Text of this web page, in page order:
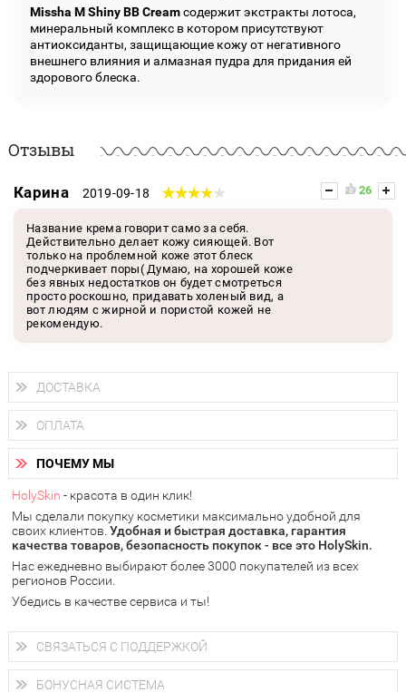
Missha M Shiny BB Creamсодержит экстракты лотоса,
минеральный комплекс в котором присутствуют
антиоксиданты, защищающие кожу от негативного
внешнего влияния и алмазная пудра для придания ей
здорового блеска.
Отзывы
Карина 2019-09-18
Название крема говорит само за себя.
Действительно делает кожу сияющей. Вот
только на проблемной коже этот блеск
подчеркивает поры( Думаю, на хорошей коже
без явных недостатков он будет смотреться
просто роскошно, придавать холеный вид, а
вот людям с жирной и пористой кожей не
рекомендую.
26
ДОСТАВКА
Доставка осуществляетсяпо всем городам России.
Вы можете выбрать доставку курьером, Почтой России или
получить заказ в пунктах выдачи PickPoint или пункте
самовывоза.
В 20 городах России доставка осуществляется ужена
следующий день.
у Вас всегда есть возможность получитьбесплатную
доставку от HolySkin.
подробнее об условиях доставки и оплаты в Вашем городе
ОПЛАТА
Вы можете оплатить свой заказ любым удобным способом:
наличными деньгами (
через интернет-банк (Альфа-банк, Сбербанк) и другими
электронными способами.
ПОЧЕМУ МЫ
HolySkin - красота в один клик!
Мы сделали покупку косметики максимально удобной для
своих клиентов. Удобная и быстрая доставка, гарантия
качества товаров, безопасность покупок - все это HolySkin.
Нас ежедневно выбирают более 3000 покупателей из всех
регионов России.
Убедись в качестве сервиса и ты!
СВЯЗАТЬСЯ С ПОДДЕРЖКОЙ
+7 (800) 707-24-55
Мы будем рады ответить на все Ваши вопросы по работе
БОНУСНАЯ СИСТЕМА